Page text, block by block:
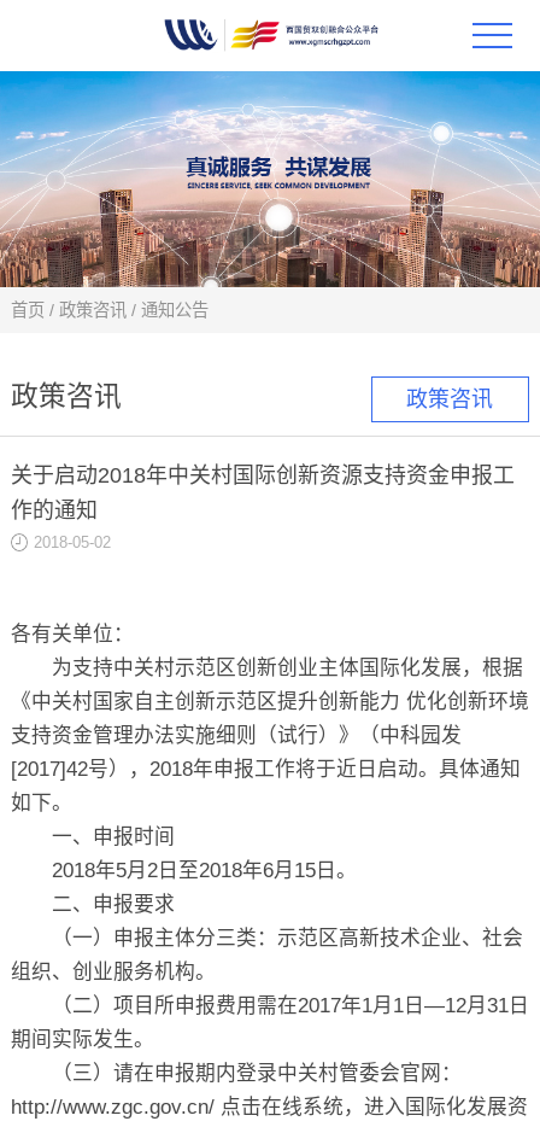
首页
政策
科技
合作
创新
政策咨讯
首页 / 政策咨讯 / 通知公告
政策咨讯
关于启动2018年中关村国际创新资源支持资金申报工
作的通知
2018-05-02
各有关单位：
为支持中关村示范区创新创业主体国际化发展，根据
《中关村国家自主创新示范区提升创新能力 优化创新环境
支持资金管理办法实施细则（试行）》（中科园发
[2017]42号），2018年申报工作将于近日启动。具体通知
如下。
一、申报时间
2018年5月2日至2018年6月15日。
二、申报要求
（一）申报主体分三类：示范区高新技术企业、社会
组织、创业服务机构。
（二）项目所申报费用需在2017年1月1日—12月31日
期间实际发生。
（三）请在申报期内登录中关村管委会官网：
http://www.zgc.gov.cn/ 点击在线系统，进入国际化发展资